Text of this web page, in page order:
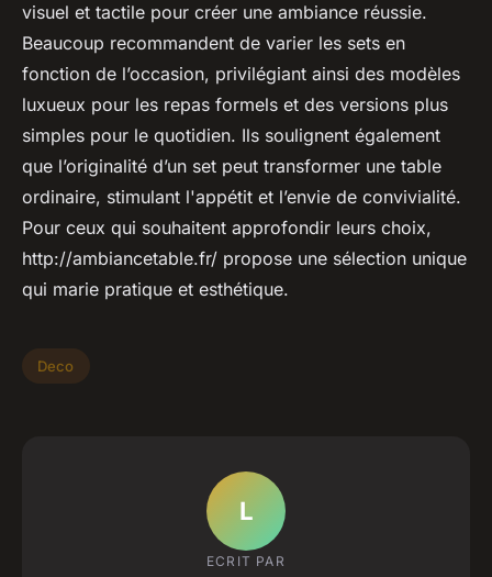
visuel et tactile pour créer une ambiance réussie.
Beaucoup recommandent de varier les sets en
fonction de l’occasion, privilégiant ainsi des modèles
luxueux pour les repas formels et des versions plus
simples pour le quotidien. Ils soulignent également
que l’originalité d’un set peut transformer une table
ordinaire, stimulant l'appétit et l’envie de convivialité.
Pour ceux qui souhaitent approfondir leurs choix,
http://ambiancetable.fr/ propose une sélection unique
qui marie pratique et esthétique.
Deco
L
ECRIT PAR